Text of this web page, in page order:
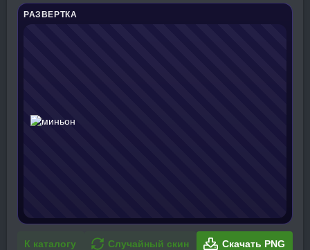
РАЗВЕРТКА
К каталогу Случайный скин Скачать PNG